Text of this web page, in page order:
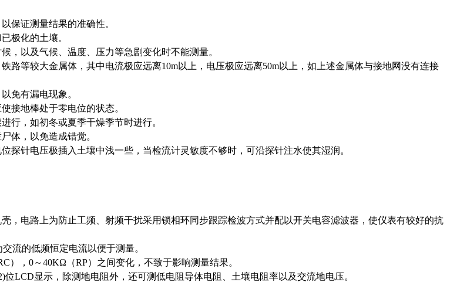
保证测量结果的准确性。
极化的土壤。
，以及气候、温度、压力等急剧变化时不能测量。
路等较大金属体，其中电流极应远离10m以上，电压极应远离50m以上，如上述金属体与接地网没有连接
免有漏电现象。
接地棒处于零电位的状态。
行，如初冬或夏季干燥季节时进行。
体，以免造成错觉。
探针电压极插入土壤中浅一些，当检流计灵敏度不够时，可沿探针注水使其湿润。
，电路上为防止工频、射频干扰采用锁相环同步跟踪检波方式并配以开关电容滤波器，使仪表有较好的抗
流的低频恒定电流以便于测量。
）， 0～40KΩ （RP）之间变化，不致于影响测量结果。
位LCD显示，除测地电阻外，还可测低电阻导体电阻、土壤电阻率以及交流地电压。